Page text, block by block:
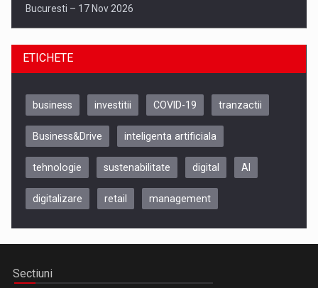
Bucuresti – 17 Nov 2026
Be Inspired. Make it Happen!, CLUJ, 9 Decembrie
ETICHETE
business investitii COVID-19 tranzactii
Business&Drive inteligenta artificiala
tehnologie sustenabilitate digital AI
digitalizare retail management
Sectiuni